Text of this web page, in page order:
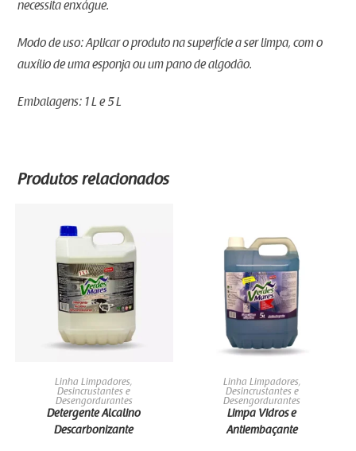
necessita enxágue.
Modo de uso: Aplicar o produto na superfície a ser limpa, com o
auxílio de uma esponja ou um pano de algodão.
Embalagens: 1 L e 5 L
Produtos relacionados
LEIA MAIS
Linha Limpadores,
Desincrustantes e
Desengordurantes
Detergente Alcalino
Descarbonizante
LEIA MAIS
Linha Limpadores,
Desincrustantes e
Desengordurantes
Limpa Vidros e
Antiembaçante